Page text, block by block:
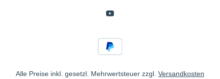
Alle Preise inkl. gesetzl. Mehrwertsteuer zzgl. Versandkosten